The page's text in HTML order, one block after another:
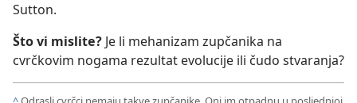
Sutton.
Što vi mislite? Je li mehanizam zupčanika na
cvrčkovim nogama rezultat evolucije ili čudo stvaranja?